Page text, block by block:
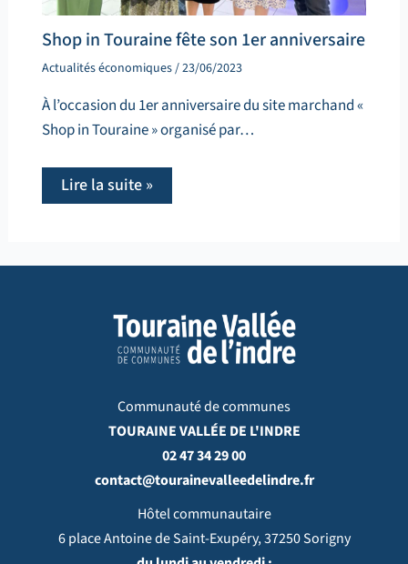
Shop in Touraine fête son 1er anniversaire
Actualités économiques/23/06/2023
À l’occasion du 1er anniversaire du site marchand «
Shop in Touraine » organisé par…
Lire la suite »
Communauté de communes
TOURAINE VALLÉE DE L'INDRE
02 47 34 29 00
contact@tourainevalleedelindre.fr
Hôtel communautaire
6 place Antoine de Saint-Exupéry, 37250 Sorigny